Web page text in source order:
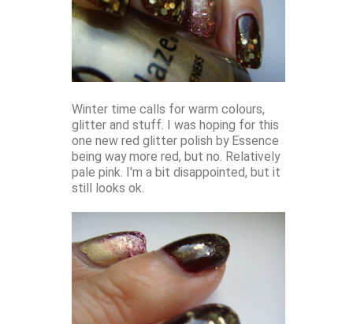
Winter time calls for warm colours,
glitter and stuff. I was hoping for this
one new red glitter polish by Essence
being way more red, but no. Relatively
pale pink. I'm a bit disappointed, but it
still looks ok.